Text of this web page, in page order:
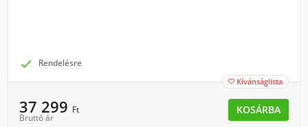
 Rendelésre
 Kívánságlista
37 299 Ft
Bruttó ár
KOSÁRBA